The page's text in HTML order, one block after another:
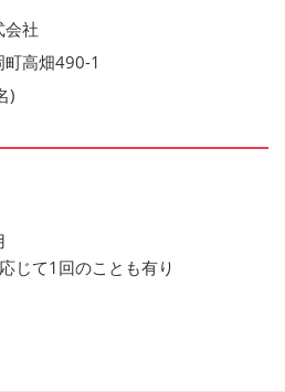
会社
高畑490-1
)
じて1回のことも有り